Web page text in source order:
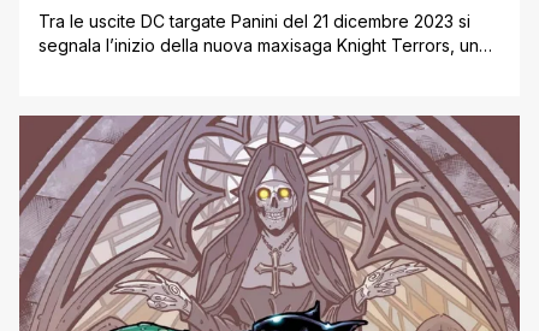
Tra le uscite DC targate Panini del 21 dicembre 2023 si
segnala l’inizio della nuova maxisaga Knight Terrors, un
occasione dell’uscita nelle sale del film Aquaman e il
Regno Perduto, ecco il Grande Libro di [']